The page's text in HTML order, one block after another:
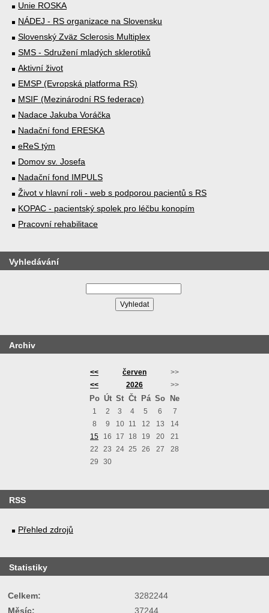
Unie ROSKA
NÁDEJ - RS organizace na Slovensku
Slovenský Zväz Sclerosis Multiplex
SMS - Sdružení mladých sklerotiků
Aktivní život
EMSP (Evropská platforma RS)
MSIF (Mezinárodní RS federace)
Nadace Jakuba Voráčka
Nadační fond ERESKA
eReS tým
Domov sv. Josefa
Nadační fond IMPULS
Život v hlavní roli - web s podporou pacientů s RS
KOPAC - pacientský spolek pro léčbu konopím
Pracovní rehabilitace
Vyhledávání
Archiv
<< červen
>>
<<
2026 >>
Po Út St Čt Pá So Ne
1 2 3 4 5 6
7
8
9 10 11 12 13
14
15
16 17 18 19 20
21
22
23 24 25 26 27
28
29
30
RSS
Přehled zdrojů
Statistiky
Celkem:
3282244
Měsíc:
37244